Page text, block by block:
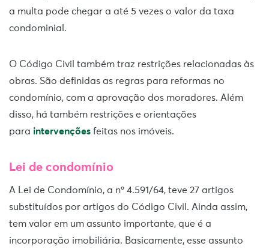
a multa pode chegar a até 5 vezes o valor da taxa
condominial.
O Código Civil também traz restrições relacionadas às
obras. São definidas as regras para reformas no
condomínio, com a aprovação dos moradores. Além
disso, há também restrições e orientações
para intervenções feitas nos imóveis.
Lei de condomínio
A Lei de Condomínio, a nº 4.591/64, teve 27 artigos
substituídos por artigos do Código Civil. Ainda assim,
tem valor em um assunto importante, que é a
incorporação imobiliária. Basicamente, esse assunto